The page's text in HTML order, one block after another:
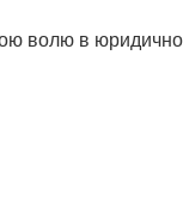
волю в